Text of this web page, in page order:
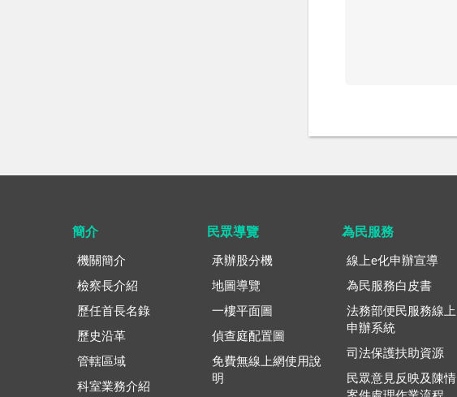
簡介
機關簡介
檢察長介紹
歷任首長名錄
歷史沿革
管轄區域
科室業務介紹
民眾導覽
承辦股分機
地圖導覽
一樓平面圖
偵查庭配置圖
免費無線上網使用說
明
為民服務
線上e化申辦宣導
為民服務白皮書
法務部便民服務線上
申辦系統
司法保護扶助資源
民眾意見反映及陳情